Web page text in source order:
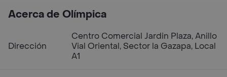
Acerca de Olímpica
Dirección
Centro Comercial Jardin Plaza, Anillo
Vial Oriental, Sector la Gazapa, Local
A1